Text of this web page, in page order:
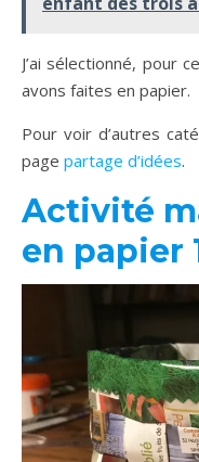
J’ai sélectionné, pour
avons faites en papier.
Pour voir d’autres
page partage d’idées.
Activité
en papier